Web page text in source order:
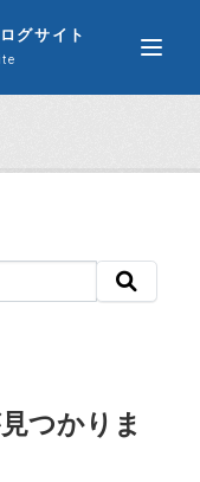
グサイト
つかりま